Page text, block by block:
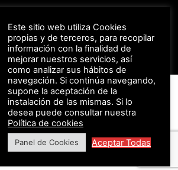
Descuento en tarifas
de hotel durante
ferias organizadas
por Feria Valencia
Este sitio web utiliza Cookies
propias y de terceros, para recopilar
información con la finalidad de
mejorar nuestros servicios, así
como analizar sus hábitos de
navegación. Si continúa navegando,
supone la aceptación de la
instalación de las mismas. Si lo
desea puede consultar nuestra
Política de cookies
Panel de Cookies Aceptar Todas